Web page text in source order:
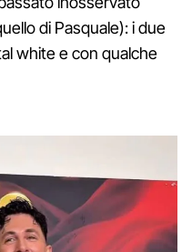
di Pasquale): i due
white e con qualche